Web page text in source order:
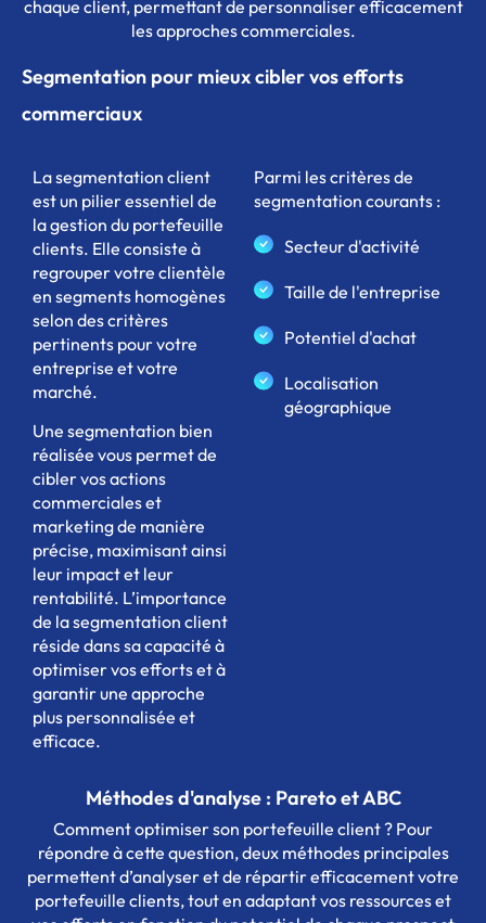
chaque client, permettant de personnaliser efficacement
les approches commerciales.
Segmentation pour mieux cibler vos efforts
commerciaux
La segmentation client
est un pilier essentiel de
la gestion du portefeuille
clients. Elle consiste à
regrouper votre clientèle
en segments homogènes
selon des critères
pertinents pour votre
entreprise et votre
marché.
Une segmentation bien
réalisée vous permet de
cibler vos actions
commerciales et
marketing de manière
précise, maximisant ainsi
leur impact et leur
rentabilité. L’importance
de la segmentation client
réside dans sa capacité à
optimiser vos efforts et à
garantir une approche
plus personnalisée et
efficace.
Parmi les critères de
segmentation courants :
Secteur d'activité
Taille de l'entreprise
Potentiel d'achat
Localisation
géographique
Méthodes d'analyse : Pareto et ABC
Comment optimiser son portefeuille client ? Pour
répondre à cette question, deux méthodes principales
permettent d’analyser et de répartir efficacement votre
portefeuille clients, tout en adaptant vos ressources et